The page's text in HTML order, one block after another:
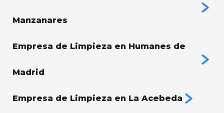
Manzanares
Empresa de Limpieza en Humanes de
Madrid
Empresa de Limpieza en La Acebeda